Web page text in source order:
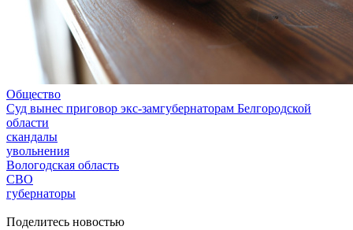
Общество
Суд вынес приговор экс-замгубернаторам Белгородской
области
скандалы
увольнения
Вологодская область
СВО
губернаторы
Поделитесь новостью